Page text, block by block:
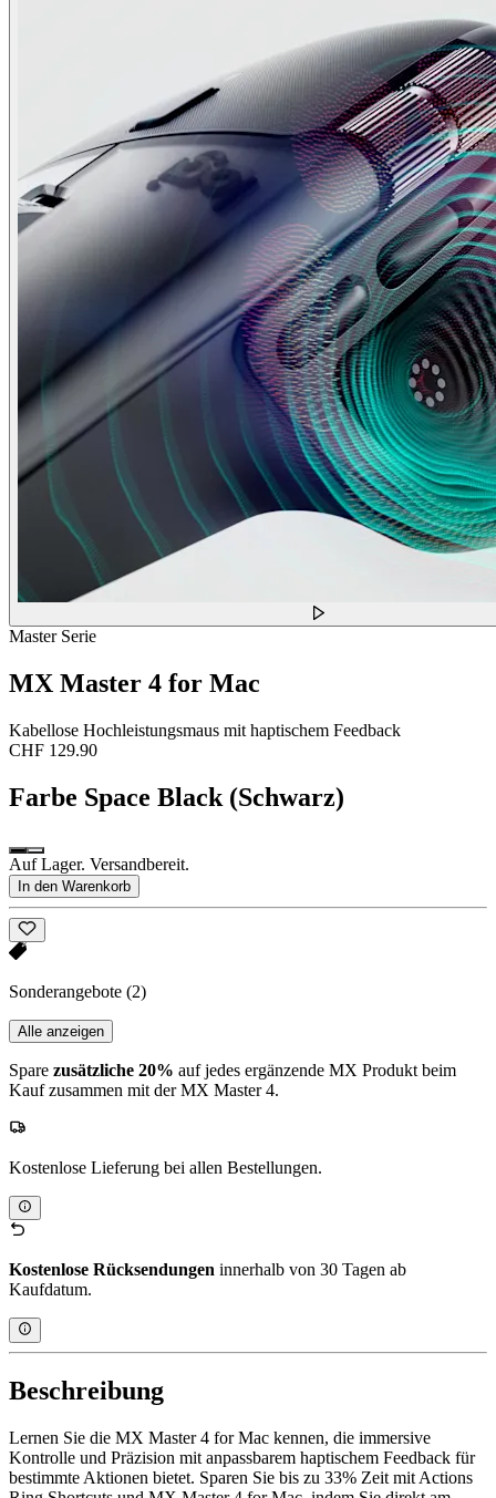
Master Serie
MX Master 4 for Mac
Kabellose Hochleistungsmaus mit haptischem Feedback
CHF 129.90
Farbe Space Black (Schwarz)
Auf Lager. Versandbereit.
In den Warenkorb
Sonderangebote (2)
Alle anzeigen
Spare zusätzliche 20% auf jedes ergänzende MX Produkt beim
Kauf zusammen mit der MX Master 4.
Kostenlose Lieferung bei allen Bestellungen.
Kostenlose Rücksendungen innerhalb von 30 Tagen ab
Kaufdatum.
Beschreibung
Lernen Sie die MX Master 4 for Mac kennen, die immersive
Kontrolle und Präzision mit anpassbarem haptischem Feedback für
bestimmte Aktionen bietet. Sparen Sie bis zu 33% Zeit mit Actions